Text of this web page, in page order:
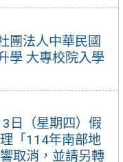
團法人中華民國
學 大專校院入學
日（星期四）假
「114年南部地
取消，並請另轉